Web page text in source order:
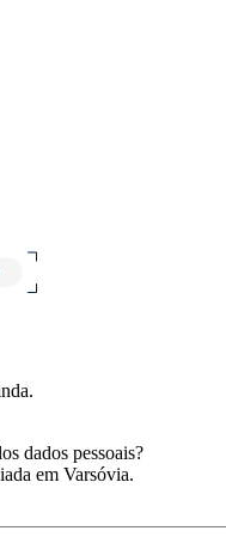
dados pessoais?
em Varsóvia.